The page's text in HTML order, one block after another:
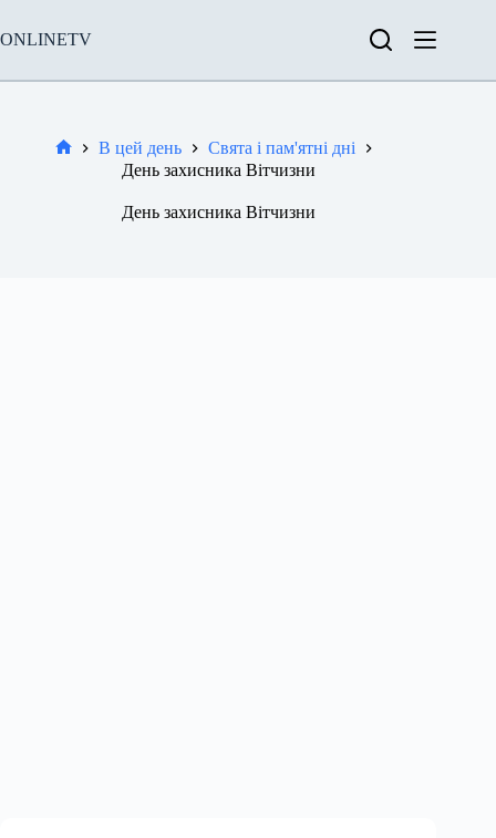
вмісту
ONLINETV
В цей день
Свята і пам'ятні дні
День захисника Вітчизни
День захисника Вітчизни